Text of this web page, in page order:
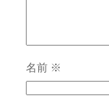
名前 ※